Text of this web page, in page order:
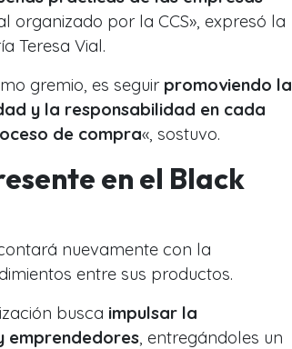
organizado por la CCS», expresó la
Teresa Vial.
gremio, es seguir promoviendo la
y la responsabilidad en cada
de compra«, sostuvo.
en el Black
nuevamente con la
entre sus productos.
busca impulsar la
emprendedores , entregándoles un